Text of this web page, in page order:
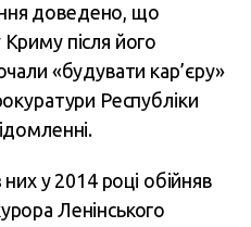
доведено, що
після його
«будувати кар’єру»
Республіки
у 2014 році обійняв
Ленінського